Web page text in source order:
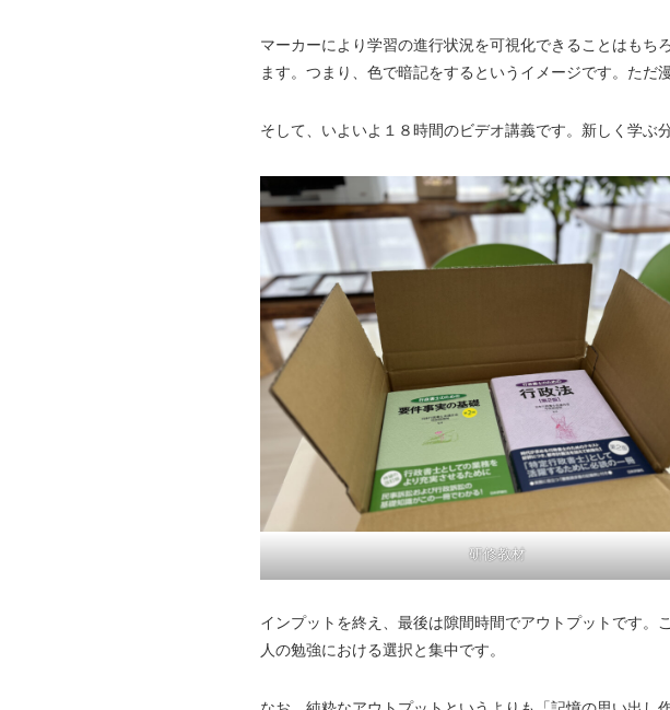
マーカーにより学習の進行状況を可視化できることはもち
ます。つまり、色で暗記をするというイメージです。ただ
そして、いよいよ１８時間のビデオ講義です。新しく学ぶ
研修教材
インプットを終え、最後は隙間時間でアウトプットです
人の勉強における選択と集中です。